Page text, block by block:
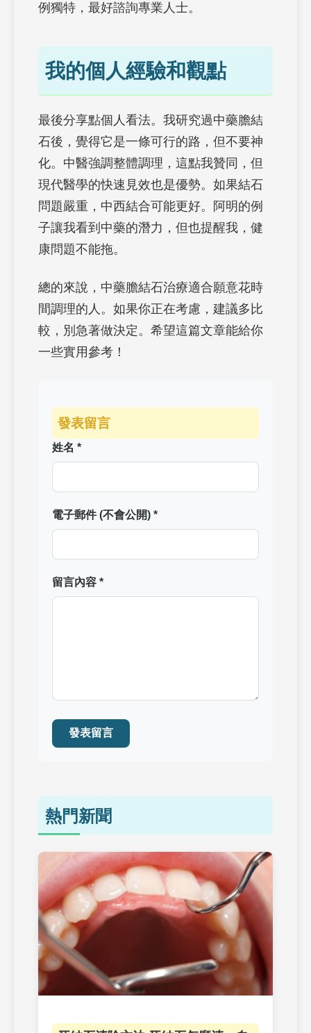
例獨特，最好諮詢專業人士。
我的個人經驗和觀點
最後分享點個人看法。我研究過中藥膽結
石後，覺得它是一條可行的路，但不要神
化。中醫強調整體調理，這點我贊同，但
現代醫學的快速見效也是優勢。如果結石
問題嚴重，中西結合可能更好。阿明的例
子讓我看到中藥的潛力，但也提醒我，健
康問題不能拖。
總的來說，中藥膽結石治療適合願意花時
間調理的人。如果你正在考慮，建議多比
較，別急著做決定。希望這篇文章能給你
一些實用參考！
發表留言
姓名 *
電子郵件 (不會公開) *
留言內容 *
發表留言
熱門新聞